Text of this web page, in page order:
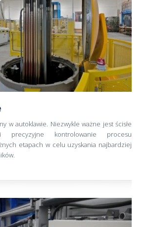
w autoklawie. Niezwykle ważne jest ścisłe
precyzyjne kontrolowanie procesu
etapach w celu uzyskania najbardziej